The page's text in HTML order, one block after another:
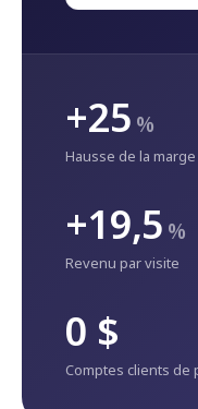
+25 %
Hausse de la
+19,5 %
Revenu par visite
0 $
Comptes clients de